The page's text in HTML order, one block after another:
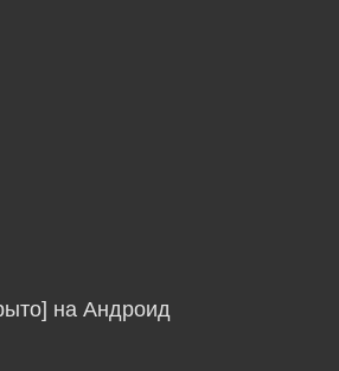
на Андроид